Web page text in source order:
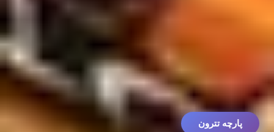
پارچه تترون